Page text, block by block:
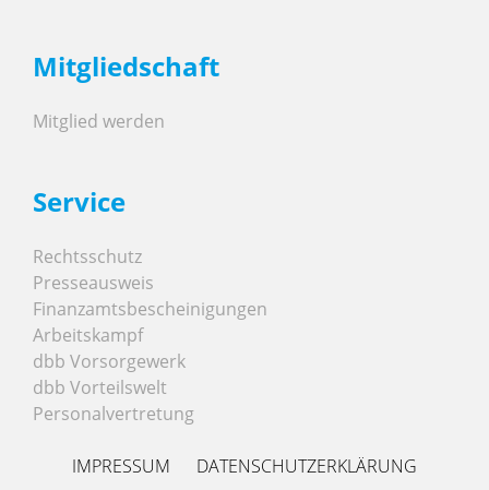
Mitgliedschaft
Mitglied werden
Service
Rechtsschutz
Presseausweis
Finanzamtsbescheinigungen
Arbeitskampf
dbb Vorsorgewerk
dbb Vorteilswelt
Personalvertretung
IMPRESSUM DATENSCHUTZERKLÄRUNG